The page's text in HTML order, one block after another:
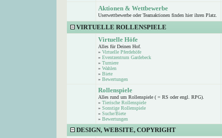
Aktionen & Wettbewerbe
Userwettbewerbe oder Teamaktionen finden hier ihren Platz.
VIRTUELLE ROLLENSPIELE
Virtuelle Höfe
Alles für Deinen Hof.
» Virtuelle Pferdehöfe
» Eventzentrum Gardebeck
» Turniere
» Wahlen
» Biete
» Bewertungen
Rollenspiele
Alles rund um Rollenspiele ( = RS oder engl. RPG).
» Tierische Rollenspiele
» Sonstige Rollenspiele
» Suche/Biete
» Bewertungen
DESIGN, WEBSITE, COPYRIGHT